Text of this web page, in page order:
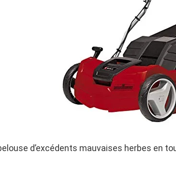
d’excédents mauvaises herbes en